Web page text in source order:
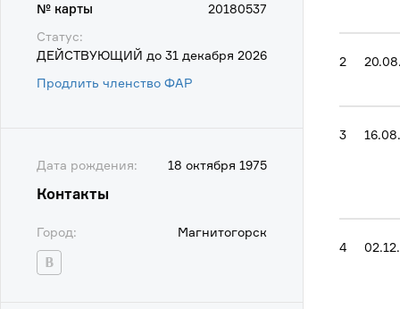
№ карты
20180537
Статус:
ДЕЙСТВУЮЩИЙ до 31 декабря 2026
Продлить членство ФАР
Дата рождения: 18 октября 1975
Контакты
Город: Магнитогорск
2
3
4